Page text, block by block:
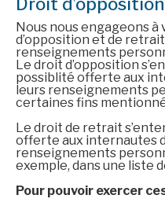
Droit
Nous nous engageons
d’opposition et de
renseignements
Le droit d’opposition
possiblité offerte aux
leurs renseignements
certaines fins
Le droit de retrait
offerte aux internautes
renseignements
exemple, dans une liste
Pour pouvoir exercer